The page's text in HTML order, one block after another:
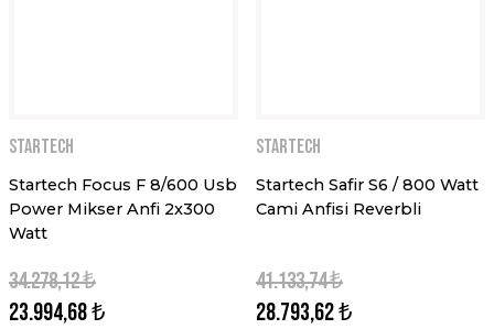
STARTECH
Startech Focus F 8/600 Usb
Power Mikser Anfi 2x300
Watt
23.994,68 ₺
34.278,12 ₺
STARTECH
Startech Safir S6 / 800 Watt
Cami Anfisi Reverbli
28.793,62 ₺
41.133,74 ₺